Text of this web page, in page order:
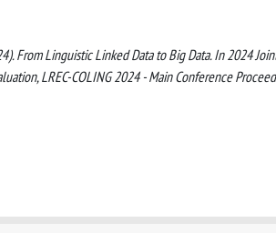
From Linguistic Linked Data to Big Data. In 2024
LREC-COLING 2024 - Main Conference